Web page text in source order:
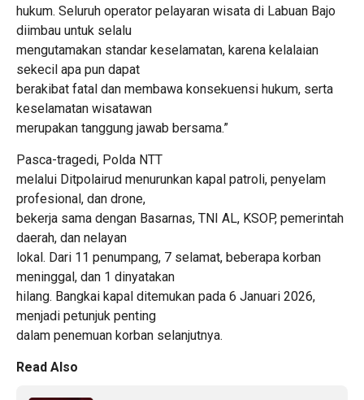
hukum. Seluruh operator pelayaran wisata di Labuan Bajo
diimbau untuk selalu
mengutamakan standar keselamatan, karena kelalaian
sekecil apa pun dapat
berakibat fatal dan membawa konsekuensi hukum, serta
keselamatan wisatawan
merupakan tanggung jawab bersama.”
Pasca-tragedi, Polda NTT
melalui Ditpolairud menurunkan kapal patroli, penyelam
profesional, dan drone,
bekerja sama dengan Basarnas, TNI AL, KSOP, pemerintah
daerah, dan nelayan
lokal. Dari 11 penumpang, 7 selamat, beberapa korban
meninggal, dan 1 dinyatakan
hilang. Bangkai kapal ditemukan pada 6 Januari 2026,
menjadi petunjuk penting
dalam penemuan korban selanjutnya.
Read Also